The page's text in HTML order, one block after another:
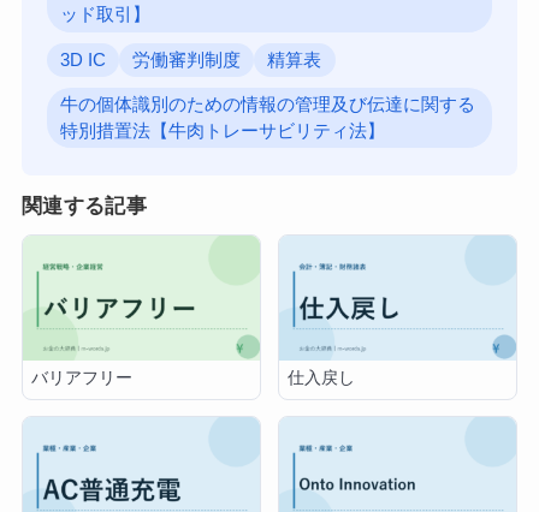
ッド取引】
3D IC 労働審判制度 精算表
牛の個体識別のための情報の管理及び伝達に関する
特別措置法【牛肉トレーサビリティ法】
関連する記事
バリアフリー 仕入戻し